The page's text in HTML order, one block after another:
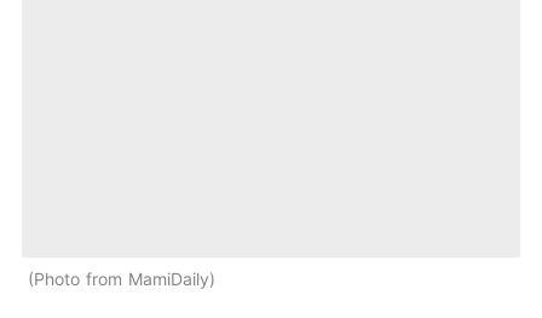
Photo from MamiDaily